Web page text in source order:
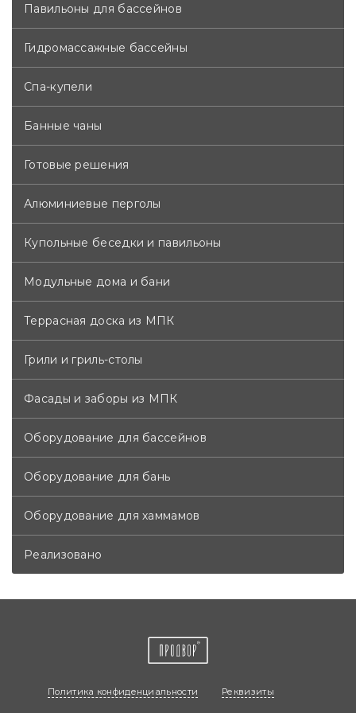
Павильоны для бассейнов
Гидромассажные бассейны
Спа-купели
Банные чаны
Готовые решения
Алюминиевые перголы
Купольные беседки и павильоны
Модульные дома и бани
Террасная доска из МПК
Грили и гриль-столы
Фасады и заборы из МПК
Оборудование для бассейнов
Оборудование для бань
Оборудование для хаммамов
Реализовано
Политика конфиденциальности Реквизиты